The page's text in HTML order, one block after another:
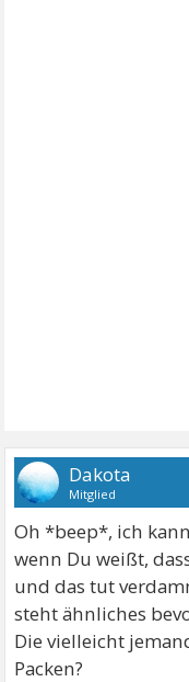
Dakota
Mitglied
Oh *beep*, ich
wenn Du weißt,
und das tut
steht ähnliches
Die vielleicht
Packen?